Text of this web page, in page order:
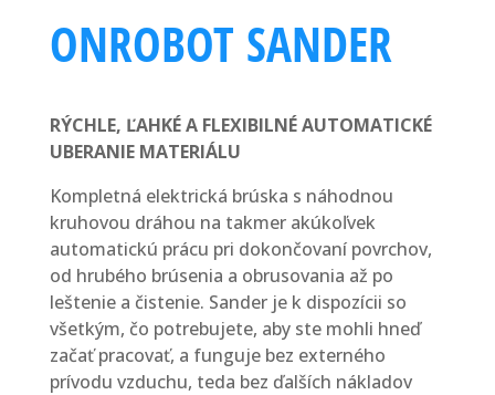
ONROBOT SANDER
RÝCHLE, ĽAHKÉ A FLEXIBILNÉ AUTOMATICKÉ
UBERANIE MATERIÁLU
Kompletná elektrická brúska s náhodnou
kruhovou dráhou na takmer akúkoľvek
automatickú prácu pri dokončovaní povrchov,
od hrubého brúsenia a obrusovania až po
leštenie a čistenie. Sander je k dispozícii so
všetkým, čo potrebujete, aby ste mohli hneď
začať pracovať, a funguje bez externého
prívodu vzduchu, teda bez ďalších nákladov